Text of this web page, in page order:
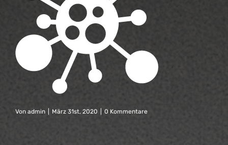
Von admin März 31st, 2020 0 Kommentare